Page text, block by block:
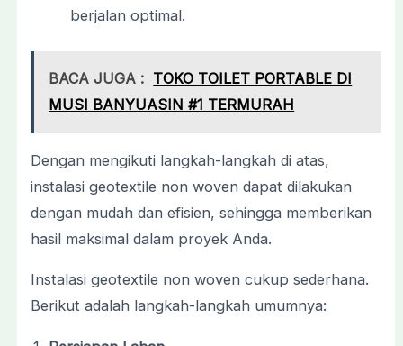
berjalan optimal.
BACA JUGA : TOKO TOILET PORTABLE DI
MUSI BANYUASIN #1 TERMURAH
Dengan mengikuti langkah-langkah di atas,
instalasi geotextile non woven dapat dilakukan
dengan mudah dan efisien, sehingga memberikan
hasil maksimal dalam proyek Anda.
Instalasi geotextile non woven cukup sederhana.
Berikut adalah langkah-langkah umumnya: